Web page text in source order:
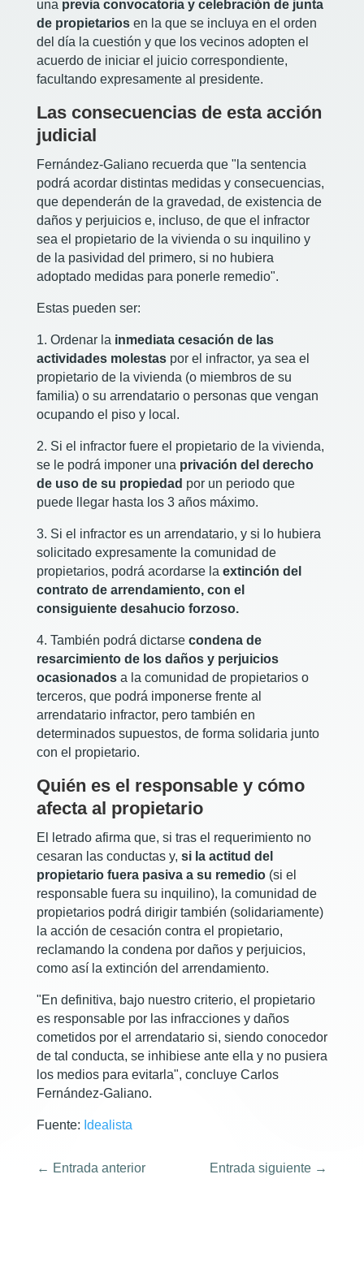
una previa convocatoria y celebración de junta
de propietarios en la que se incluya en el orden
del día la cuestión y que los vecinos adopten el
acuerdo de iniciar el juicio correspondiente,
facultando expresamente al presidente.
Las consecuencias de esta acción
judicial
Fernández-Galiano recuerda que "la sentencia
podrá acordar distintas medidas y consecuencias,
que dependerán de la gravedad, de existencia de
daños y perjuicios e, incluso, de que el infractor
sea el propietario de la vivienda o su inquilino y
de la pasividad del primero, si no hubiera
adoptado medidas para ponerle remedio".
Estas pueden ser:
1. Ordenar la inmediata cesación de las
actividades molestaspor el infractor, ya sea el
propietario de la vivienda (o miembros de su
familia) o su arrendatario o personas que vengan
ocupando el piso y local.
2. Si el infractor fuere el propietario de la vivienda,
se le podrá imponer una privación del derecho
de uso de su propiedad por un periodo que
puede llegar hasta los 3 años máximo.
3. Si el infractor es un arrendatario, y si lo hubiera
solicitado expresamente la comunidad de
propietarios, podrá acordarse la extinción del
contrato de arrendamiento, con el
consiguiente desahucio forzoso.
4. También podrá dictarse condena de
resarcimiento de los daños y perjuicios
ocasionadosa la comunidad de propietarios o
terceros, que podrá imponerse frente al
arrendatario infractor, pero también en
determinados supuestos, de forma solidaria junto
con el propietario.
Quién es el responsable y cómo
afecta al propietario
El letrado afirma que, si tras el requerimiento no
cesaran las conductas y, si la actitud del
propietario fuera pasiva a su remedio(si el
responsable fuera su inquilino), la comunidad de
propietarios podrá dirigir también (solidariamente)
la acción de cesación contra el propietario,
reclamando la condena por daños y perjuicios,
como así la extinción del arrendamiento.
"En definitiva, bajo nuestro criterio, el propietario
es responsable por las infracciones y daños
cometidos por el arrendatario si, siendo conocedor
de tal conducta, se inhibiese ante ella y no pusiera
los medios para evitarla", concluye Carlos
Fernández-Galiano.
Fuente: Idealista
← Entrada anterior Entrada siguiente →